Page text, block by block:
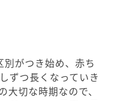
がつき始め、赤ち
ずつ長くなっていき
大切な時期なので、